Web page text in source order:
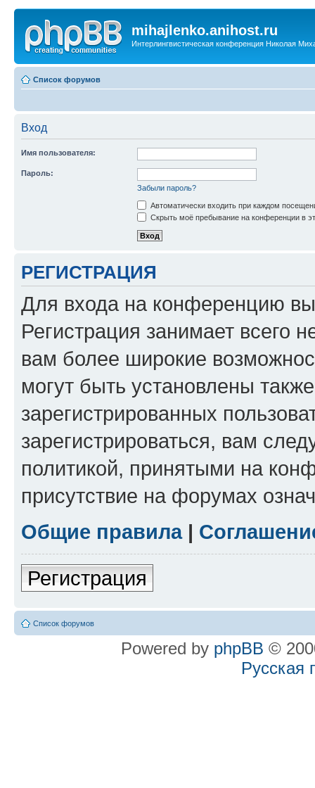
mihajlenko.anihost.ru
Интерлингвистическая конференция Николая
Список форумов
Вход
Имя пользователя:
Пароль:
Забыли пароль?
Автоматически входить при каждом
Скрыть моё пребывание на конференции в
РЕГИСТРАЦИЯ
Для входа на конференцию
Регистрация занимает всего
вам более широкие
могут быть установлены
зарегистрированных
зарегистрироваться, вам
политикой, принятыми на
присутствие на форумах
Общие правила|
Регистрация
Список форумов
Powered by phpBB ©
Русская